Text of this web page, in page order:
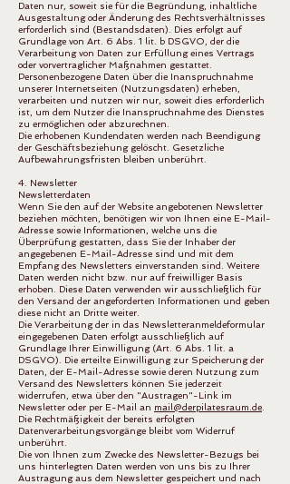
Daten nur, soweit sie für die Begründung, inhaltliche
Ausgestaltung oder Änderung des Rechtsverhältnisses
erforderlich sind (Bestandsdaten). Dies erfolgt auf
Grundlage von Art. 6 Abs. 1 lit. b DSGVO, der die
Verarbeitung von Daten zur Erfüllung eines Vertrags
oder vorvertraglicher Maßnahmen gestattet.
Personenbezogene Daten über die Inanspruchnahme
unserer Internetseiten (Nutzungsdaten) erheben,
verarbeiten und nutzen wir nur, soweit dies erforderlich
ist, um dem Nutzer die Inanspruchnahme des Dienstes
zu ermöglichen oder abzurechnen.
Die erhobenen Kundendaten werden nach Beendigung
der Geschäftsbeziehung gelöscht. Gesetzliche
Aufbewahrungsfristen bleiben unberührt.
4. Newsletter
Newsletterdaten
Wenn Sie den auf der Website angebotenen Newsletter
beziehen möchten, benötigen wir von Ihnen eine E-Mail-
Adresse sowie Informationen, welche uns die
Überprüfung gestatten, dass Sie der Inhaber der
angegebenen E-Mail-Adresse sind und mit dem
Empfang des Newsletters einverstanden sind. Weitere
Daten werden nicht bzw. nur auf freiwilliger Basis
erhoben. Diese Daten verwenden wir ausschließlich für
den Versand der angeforderten Informationen und geben
diese nicht an Dritte weiter.
Die Verarbeitung der in das Newsletteranmeldeformular
eingegebenen Daten erfolgt ausschließlich auf
Grundlage Ihrer Einwilligung (Art. 6 Abs. 1 lit. a
DSGVO). Die erteilte Einwilligung zur Speicherung der
Daten, der E-Mail-Adresse sowie deren Nutzung zum
Versand des Newsletters können Sie jederzeit
widerrufen, etwa über den "Austragen"-Link im
Newsletter oder per E-Mail an mail@derpilatesraum.de
Die Rechtmäßigkeit der bereits erfolgten
Datenverarbeitungsvorgänge bleibt vom Widerruf
unberührt.
Die von Ihnen zum Zwecke des Newsletter-Bezugs bei
uns hinterlegten Daten werden von uns bis zu Ihrer
Austragung aus dem Newsletter gespeichert und nach